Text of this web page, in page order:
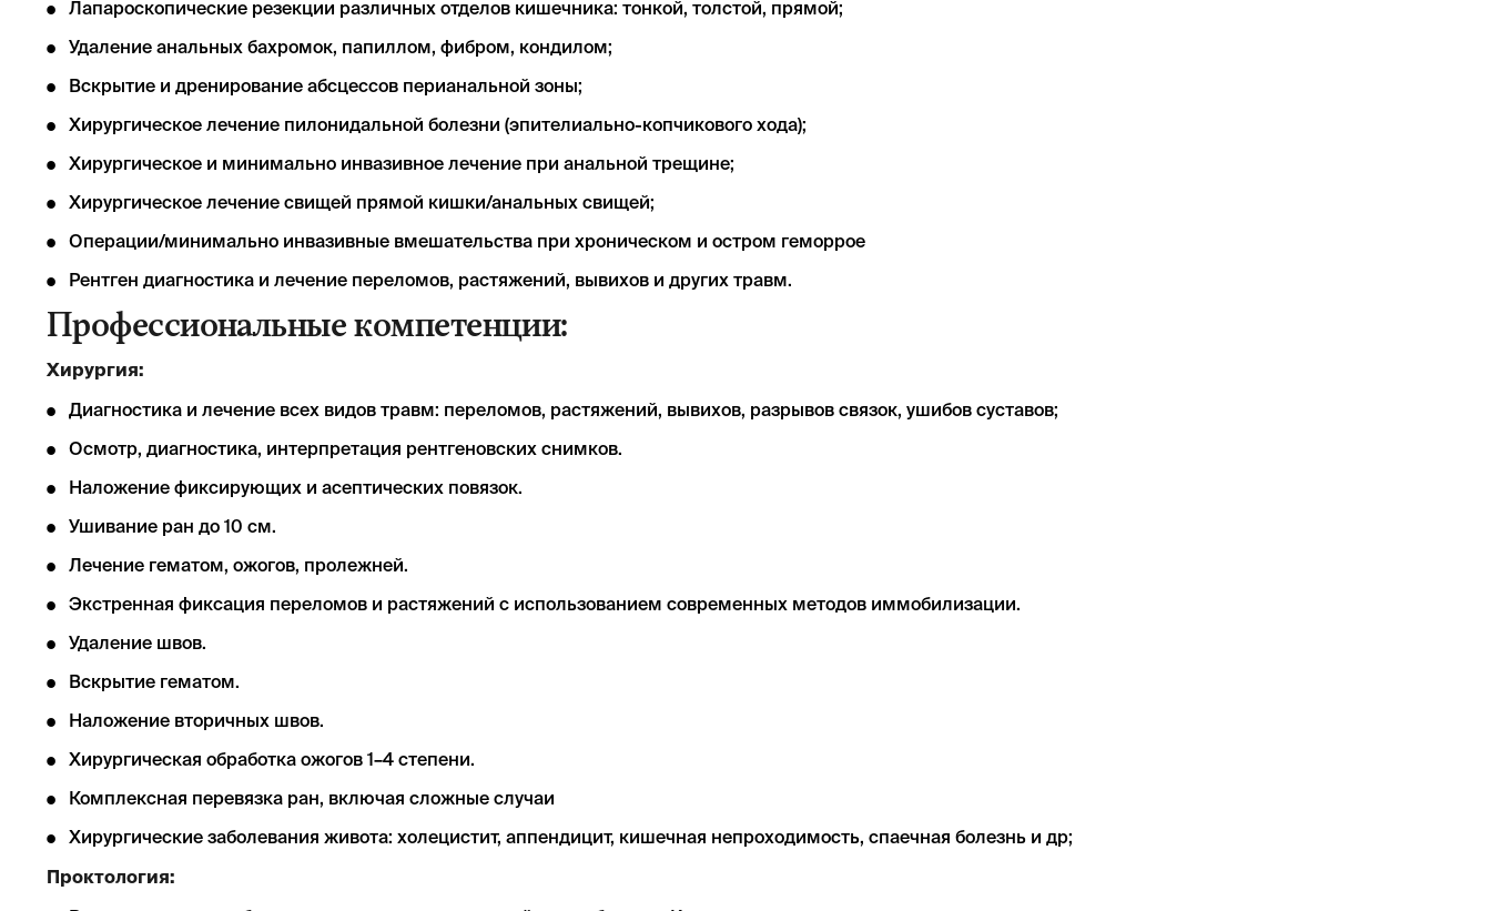
Лапароскопические резекции различных отделов кишечника: тонкой, толстой, прямой;
Удаление анальных бахромок, папиллом, фибром, кондилом;
Вскрытие и дренирование абсцессов перианальной зоны;
Хирургическое лечение пилонидальной болезни (эпителиально-копчикового хода);
Хирургическое и минимально инвазивное лечение при анальной трещине;
Хирургическое лечение свищей прямой кишки/анальных свищей;
Операции/минимально инвазивные вмешательства при хроническом и остром геморрое
Рентген диагностика и лечение переломов, растяжений, вывихов и других травм.
Профессиональные компетенции:
Хирургия:
Диагностика и лечение всех видов травм: переломов, растяжений, вывихов, разрывов связок, ушибов суставов;
Осмотр, диагностика, интерпретация рентгеновских снимков.
Наложение фиксирующих и асептических повязок.
Ушивание ран до 10 см.
Лечение гематом, ожогов, пролежней.
Экстренная фиксация переломов и растяжений с использованием современных методов иммобилизации.
Удаление швов.
Вскрытие гематом.
Наложение вторичных швов.
Хирургическая обработка ожогов 1–4 степени.
Комплексная перевязка ран, включая сложные случаи
Хирургические заболевания живота: холецистит, аппендицит, кишечная непроходимость, спаечная болезнь и др;
Проктология: